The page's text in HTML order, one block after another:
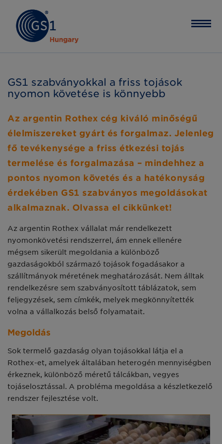
GS1 szabványokkal a friss tojások
nyomon követése is könnyebb
Az argentin Rothex cég kiváló minőségű
élelmiszereket gyárt és forgalmaz. Jelenleg
fő tevékenysége a friss étkezési tojás
termelése és forgalmazása – mindehhez a
pontos nyomon követés és a hatékonyság
érdekében GS1 szabványos megoldásokat
alkalmaznak. Olvassa el cikkünket!
Az argentin Rothex vállalat már rendelkezett
nyomonkövetési rendszerrel, ám ennek ellenére
mégsem sikerült megoldania a különböző
gazdaságokból származó tojások fogadásakor a
szállítmányok méretének meghatározását. Nem álltak
rendelkezésre sem szabványosított táblázatok, sem
feljegyzések, sem címkék, melyek megkönnyítették
volna a vállalkozás belső folyamatait.
Megoldás
Sok termelő gazdaság olyan tojásokkal látja el a
Rothex-et, amelyek általában heterogén mennyiségben
érkeznek, különböző méretű tálcákban, vegyes
tojáselosztással. A probléma megoldása a készletkezelő
rendszer fejlesztése volt.